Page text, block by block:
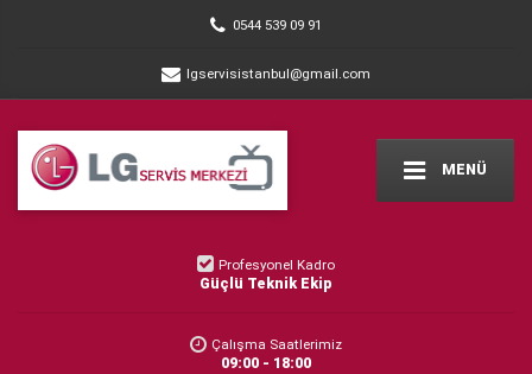
0544 539 09 91
lgservisistanbul@gmail.com
MENÜ
Profesyonel Kadro
Güçlü Teknik Ekip
Çalışma Saatlerimiz
09:00 - 18:00